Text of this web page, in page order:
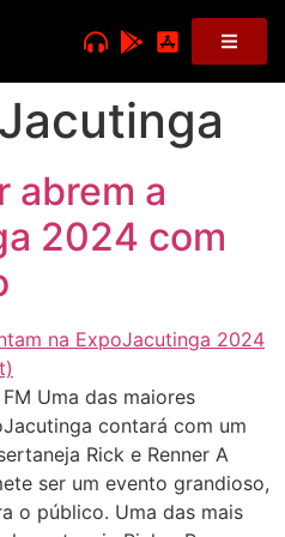
abrem a
2024 com
Uma das maiores
contará com um
Rick e Renner A
ser um evento grandioso,
o público. Uma das mais